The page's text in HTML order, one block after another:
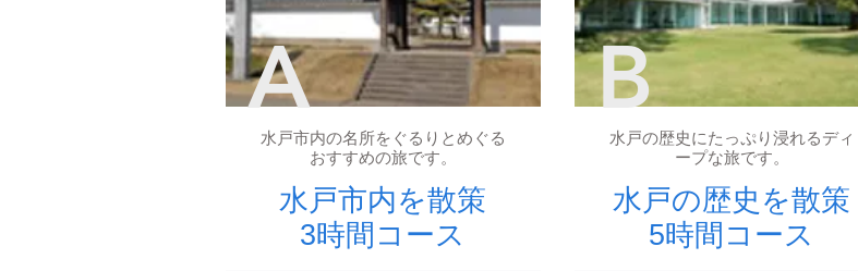
水戸市内の名所をぐるりとめぐる
おすすめの旅です。
A
水戸市内を散策
3時間コース
水戸の歴史にたっぷり浸れるディ
ープな旅です。
B
水戸の歴史を散策
5時間コース